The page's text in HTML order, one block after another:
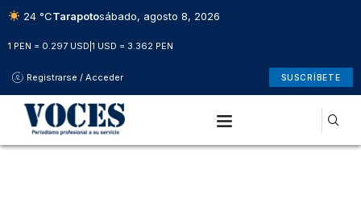
24 °CTarapotosábado, agosto 8, 2026
1 PEN = 0.297 USD 1 USD = 3.362 PEN
Registrarse / Acceder SUSCRÍBETE